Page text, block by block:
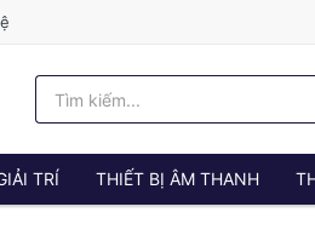
TRÍ THIẾT BỊ ÂM THANH